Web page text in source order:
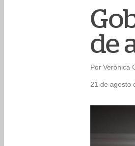
de
Por Verónica
21 de agosto